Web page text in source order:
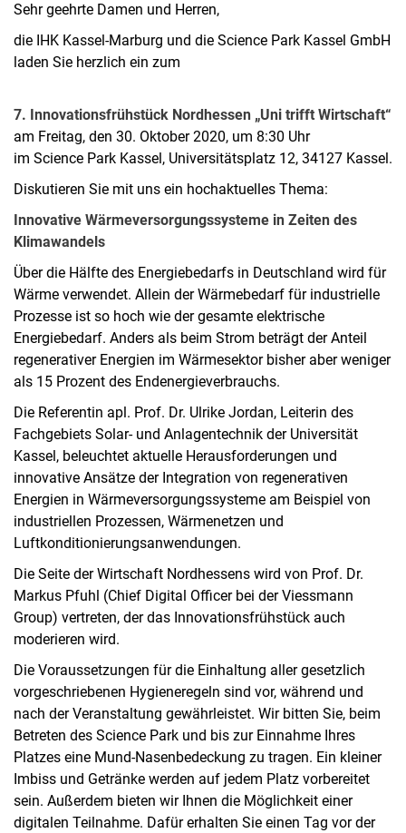
Sehr geehrte Damen und Herren,
die IHK Kassel-Marburg und die Science Park Kassel GmbH
laden Sie herzlich ein zum
7. Innovationsfrühstück Nordhessen „Uni trifft Wirtschaft“
am Freitag, den 30. Oktober 2020, um 8:30 Uhr
im Science Park Kassel, Universitätsplatz 12, 34127 Kassel.
Diskutieren Sie mit uns ein hochaktuelles Thema:
Innovative Wärmeversorgungssysteme in Zeiten des
Klimawandels
Über die Hälfte des Energiebedarfs in Deutschland wird für
Wärme verwendet. Allein der Wärmebedarf für industrielle
Prozesse ist so hoch wie der gesamte elektrische
Energiebedarf. Anders als beim Strom beträgt der Anteil
regenerativer Energien im Wärmesektor bisher aber weniger
als 15 Prozent des Endenergieverbrauchs.
Die Referentin apl. Prof. Dr. Ulrike Jordan, Leiterin des
Fachgebiets Solar- und Anlagentechnik der Universität
Kassel, beleuchtet aktuelle Herausforderungen und
innovative Ansätze der Integration von regenerativen
Energien in Wärmeversorgungssysteme am Beispiel von
industriellen Prozessen, Wärmenetzen und
Luftkonditionierungsanwendungen.
Die Seite der Wirtschaft Nordhessens wird von Prof. Dr.
Markus Pfuhl (Chief Digital Officer bei der Viessmann
Group) vertreten, der das Innovationsfrühstück auch
moderieren wird.
Die Voraussetzungen für die Einhaltung aller gesetzlich
vorgeschriebenen Hygieneregeln sind vor, während und
nach der Veranstaltung gewährleistet. Wir bitten Sie, beim
Betreten des Science Park und bis zur Einnahme Ihres
Platzes eine Mund-Nasenbedeckung zu tragen. Ein kleiner
Imbiss und Getränke werden auf jedem Platz vorbereitet
sein. Außerdem bieten wir Ihnen die Möglichkeit einer
digitalen Teilnahme. Dafür erhalten Sie einen Tag vor der